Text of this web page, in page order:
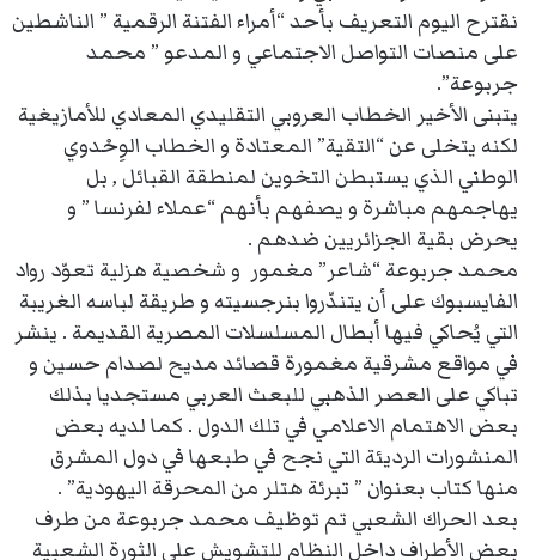
نقترح اليوم التعريف بأحد “أمراء الفتنة الرقمية ” الناشطين
على منصات التواصل الاجتماعي و المدعو ” محمد
جربوعة”.
يتبنى الأخير الخطاب العروبي التقليدي المعادي للأمازيغية
لكنه يتخلى عن “التقية” المعتادة و الخطاب الوِحْدوي
الوطني الذي يستبطن التخوين لمنطقة القبائل , بل
يهاجمهم مباشرة و يصفهم بأنهم “عملاء لفرنسا ” و
يحرض بقية الجزائريين ضدهم .
محمد جربوعة “شاعر” مغمور و شخصية هزلية تعوّد رواد
الفايسبوك على أن يتندّروا بنرجسيته و طريقة لباسه الغريبة
التي يُحاكي فيها أبطال المسلسلات المصرية القديمة . ينشر
في مواقع مشرقية مغمورة قصائد مديح لصدام حسين و
تباكي على العصر الذهبي للبعث العربي مستجديا بذلك
بعض الاهتمام الاعلامي في تلك الدول . كما لديه بعض
المنشورات الرديئة التي نجح في طبعها في دول المشرق
منها كتاب بعنوان ” تبرئة هتلر من المحرقة اليهودية” .
بعد الحراك الشعبي تم توظيف محمد جربوعة من طرف
بعض الأطراف داخل النظام للتشويش على الثورة الشعبية